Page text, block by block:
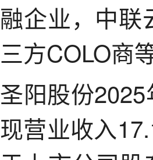
融企业，中联
三方COLO商等
圣阳股份
现营业收入